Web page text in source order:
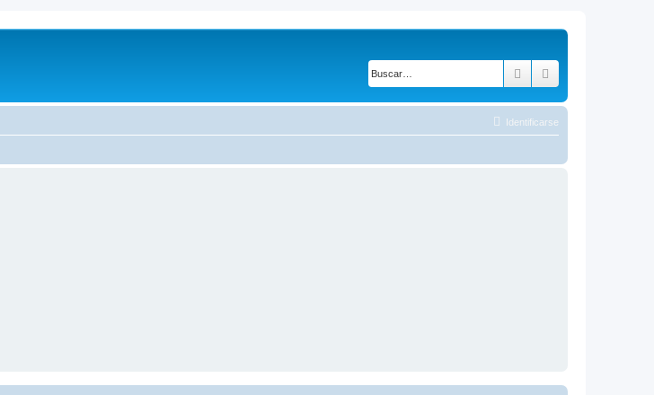
Buscar
Identificarse